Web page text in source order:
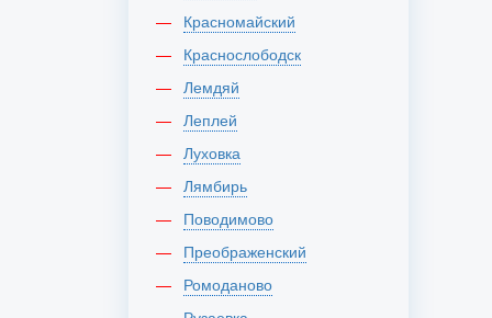
Красномайский
Краснослободск
Лемдяй
Леплей
Луховка
Лямбирь
Поводимово
Преображенский
Ромоданово